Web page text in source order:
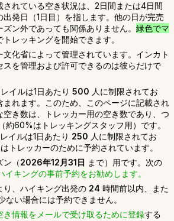
されている空き状況は、2日間または4日間
発日（1日目）を指します。他の日が完売
ズン外であっても関係ありません。 緑色でマ
レッキングを開始できます。
文化省によって管理されています。インカト
スを管理および許可できるのは彼らだけで
イルは1日あたり 500 人に制限されてお
まれます。このため、このページに記載され
空き数は、トレッカー用の空き数であり、つ
約60%はトレッキングスタッフ用）です。
イルは1日あたり 250 人に制限されてお
トレッカーのために予約されています。
ン（2026年12月31日 まで）用です。次の
イキングの事前予約をお勧めします。
り、ハイキング出発の 24 時間前以内、また
ない場合には予約できません。
き情報をメールで受け取るために登録する